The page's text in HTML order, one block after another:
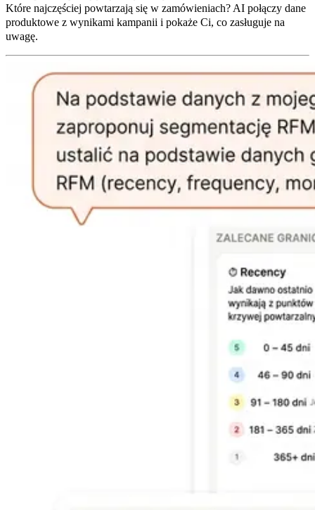
Które najczęściej powtarzają się w zamówieniach? AI połączy dane
produktowe z wynikami kampanii i pokaże Ci, co zasługuje na
uwagę.